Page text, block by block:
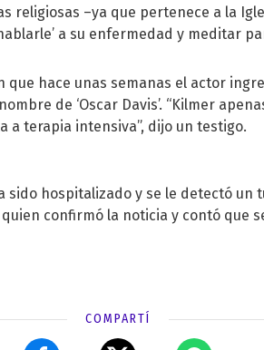
religiosas –ya que pertenece a la
a su enfermedad y meditar
que hace unas semanas el actor
de ‘Oscar Davis’. “Kilmer
a terapia intensiva”, dijo un testigo.
sido hospitalizado y se le detectó un
quien confirmó la noticia y contó que
COMPARTÍ